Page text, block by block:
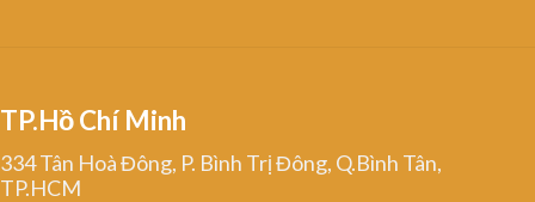
TP.Hồ Chí Minh
334 Tân Hoà Đông, P. Bình Trị Đông, Q.Bình Tân,
TP.HCM